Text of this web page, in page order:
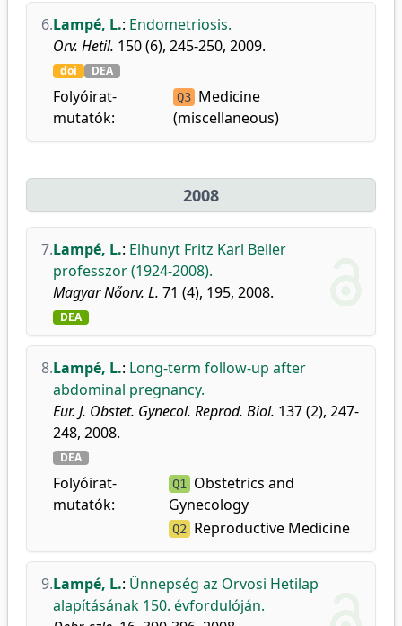
6.Lampé, L.: Endometriosis.
Orv. Hetil. 150 (6), 245-250, 2009.
doi DEA
Folyóirat-
mutatók:
Q3 Medicine
(miscellaneous)
2008
7.Lampé, L.: Elhunyt Fritz Karl Beller
professzor (1924-2008).
Magyar Nőorv. L. 71 (4), 195, 2008.
DEA
8.Lampé, L.: Long-term follow-up after
abdominal pregnancy.
Eur. J. Obstet. Gynecol. Reprod. Biol. 137 (2), 247-
248, 2008.
DEA
Folyóirat-
mutatók:
Q1 Obstetrics and
Gynecology
Q2 Reproductive Medicine
9.Lampé, L.: Ünnepség az Orvosi Hetilap
alapításának 150. évfordulóján.